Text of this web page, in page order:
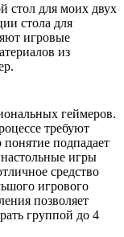
стол для моих двух
стола для
игровые
из
геймеров.
требуют
подпадает
игры
средство
игрового
позволяет
группой до 4